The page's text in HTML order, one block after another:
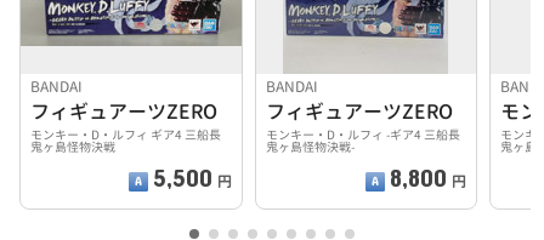
BANDAI
フィギュアーツZERO
モンキー・D・ルフィ ギア4 三船長
鬼ヶ島怪物決戦
5,500 円
BANDAI
フィギュアーツZERO
モンキー・D・ルフィ -ギア4 三船長
鬼ヶ島怪物決戦-
8,800 円
モンキ
鬼ヶ島